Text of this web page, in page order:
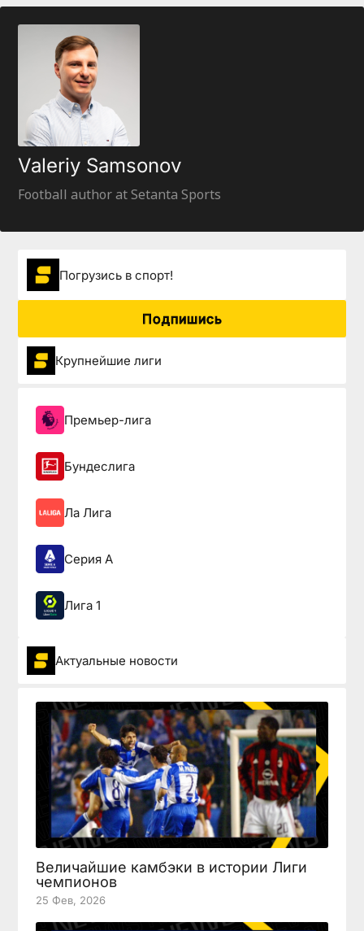
Valeriy Samsonov
Football author at Setanta Sports
Погрузиcь в спорт!
Подпишись
Крупнейшие лиги
Премьер-лига
Бундеслига
Ла Лига
Серия А
Лига 1
Актуальные новости
Величайшие камбэки в истории Лиги
чемпионов
25 Фев, 2026